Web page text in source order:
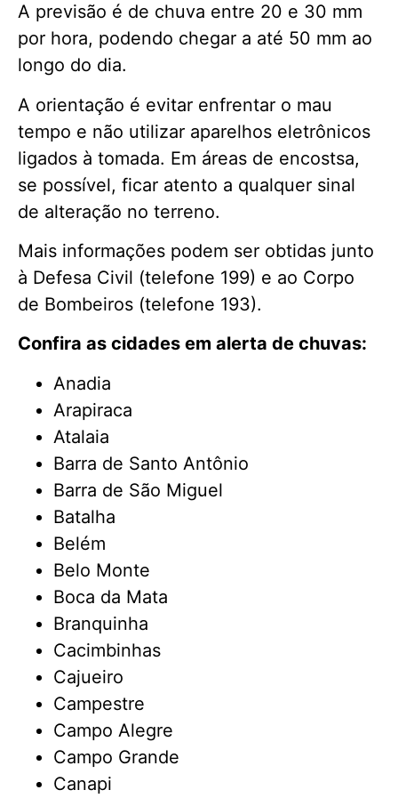
A previsão é de chuva entre 20 e 30 mm
por hora, podendo chegar a até 50 mm ao
longo do dia.
A orientação é evitar enfrentar o mau
tempo e não utilizar aparelhos eletrônicos
ligados à tomada. Em áreas de encostsa,
se possível, ficar atento a qualquer sinal
de alteração no terreno.
Mais informações podem ser obtidas junto
à Defesa Civil (telefone 199) e ao Corpo
de Bombeiros (telefone 193).
Confira as cidades em alerta de chuvas:
Anadia
Arapiraca
Atalaia
Barra de Santo Antônio
Barra de São Miguel
Batalha
Belém
Belo Monte
Boca da Mata
Branquinha
Cacimbinhas
Cajueiro
Campestre
Campo Alegre
Campo Grande
Canapi